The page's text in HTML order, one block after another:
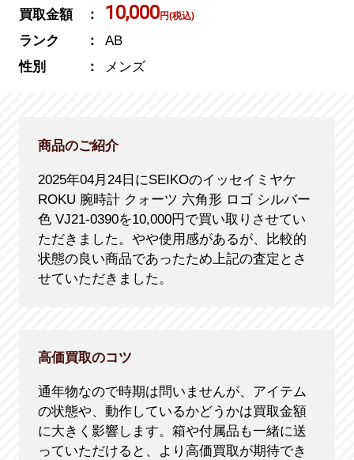
買取金額
10,000円(税込)
ランク
AB
性別
メンズ
商品のご紹介
2025年04月24日にSEIKOのイッセイミヤケ
ROKU 腕時計 クォーツ 六角形 ロゴ シルバー
色 VJ21-0390を10,000円で買い取りさせてい
ただきました。やや使用感があるが、比較的
状態の良い商品であったため上記の査定とさ
せていただきました。
高価買取のコツ
通年物なので時期は問いませんが、アイテム
の状態や、動作しているかどうかは買取金額
に大きく影響します。箱や付属品も一緒に送
っていただけると、より高価買取が期待でき